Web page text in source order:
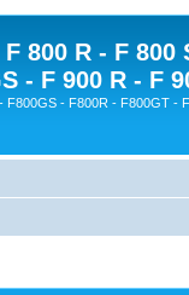
800 R - F 800
- F 900 R - F
- F800R - F800GT -